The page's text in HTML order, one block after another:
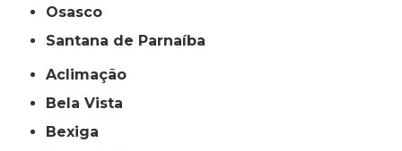
Osasco
Santana de Parnaíba
Aclimação
Bela Vista
Bexiga